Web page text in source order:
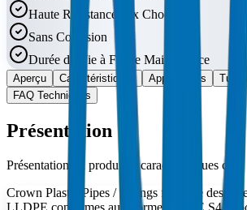
Haute Résistance aux Chocs
Sans Corrosion
Durée de Vie à Faible Maintenance
Aperçu Caractéristiques Applications
FAQ Techniques
Présentation
Présentation du produit et caractéristiques clés
Crown Plastic Pipes / Fittings fabrique des